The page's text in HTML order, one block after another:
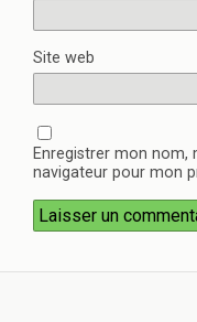
Site web
Enregistrer mon nom,
navigateur pour mon